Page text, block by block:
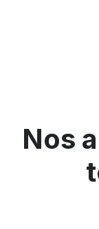
Nos